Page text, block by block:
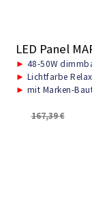
LED Panel
► 48-50W
► Lichtfarbe
► mit Marken-
167,39€